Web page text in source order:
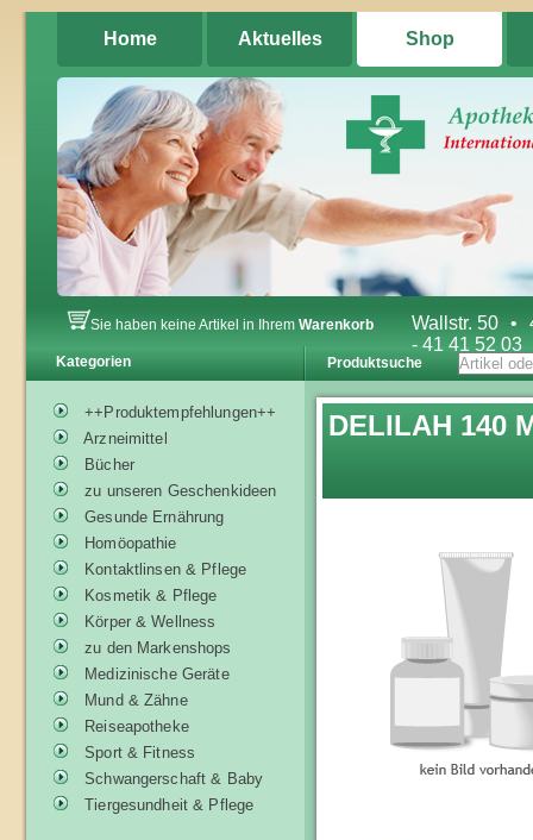
Home Aktuelles Shop
Wallstr. 50 •
- 41 41 52 03
Sie haben keine Artikel in Ihrem Warenkorb
Kategorien
++Produktempfehlungen++
Arzneimittel
Bücher
zu unseren Geschenkideen
Gesunde Ernährung
Homöopathie
Kontaktlinsen & Pflege
Kosmetik & Pflege
Körper & Wellness
zu den Markenshops
Medizinische Geräte
Mund & Zähne
Reiseapotheke
Sport & Fitness
Schwangerschaft & Baby
Tiergesundheit & Pflege
Produktsuche
DELILAH 140